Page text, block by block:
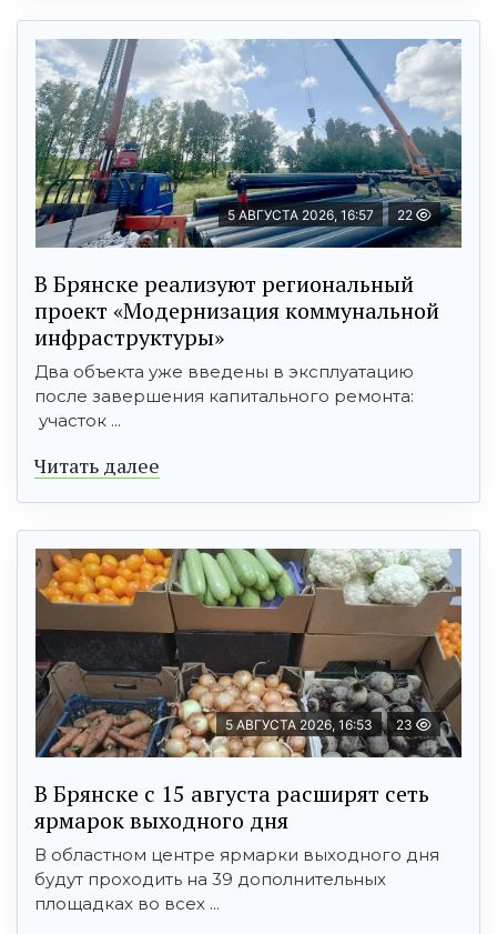
5 АВГУСТА 2026, 16:57 22
В Брянске реализуют региональный
проект «Модернизация коммунальной
инфраструктуры»
Два объекта уже введены в эксплуатацию
после завершения капитального ремонта:
участок ...
Читать далее
5 АВГУСТА 2026, 16:53 23
В Брянске с 15 августа расширят сеть
ярмарок выходного дня
В областном центре ярмарки выходного дня
будут проходить на 39 дополнительных
площадках во всех ...